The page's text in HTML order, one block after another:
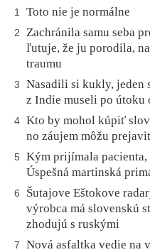
1 Toto nie je normálne
2
Zachránila samu seba
ľutuje, že ju porodila,
traumu
3
Nasadili si kukly, jeden
z Indie museli po útoku
4 Kto by mohol kúpiť
no záujem môžu
5
Kým prijímala
Úspešná martinská
6
Šutajove Eštokove
výrobca má slovenskú
zhodujú s ruskými
7
Nová asfaltka vedie na